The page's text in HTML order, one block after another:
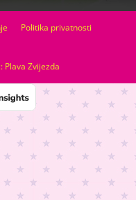
Politika privatnosti
Plava Zvijezda